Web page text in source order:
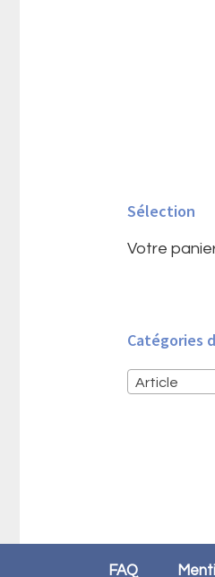
principale
Sélection
Votre
Catégories
Article
FAQ